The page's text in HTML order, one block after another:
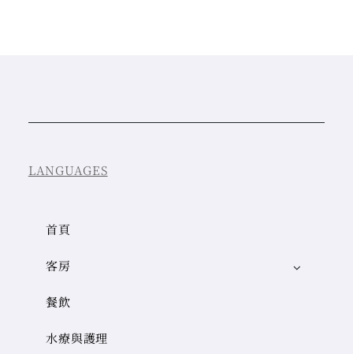
LANGUAGES
首頁
客房
餐飲
水療與護理